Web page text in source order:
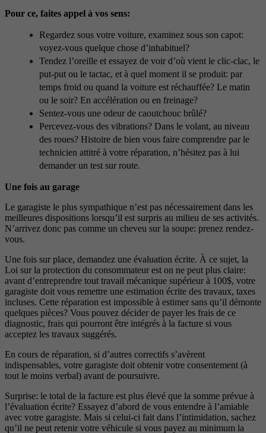
Pour ce, faites appel à vos sens:
Regardez sous votre voiture, examinez sous son capot:
voyez-vous quelque chose d’inhabituel?
Tendez l’oreille et essayez de voir d’où vient le clic-clac, le
put-put ou le tactac, et à quel moment il se produit: par
temps froid ou quand la voiture est réchauffée? Le matin
ou le soir? En accélération ou en freinage?
Sentez-vous une odeur de caoutchouc brûlé?
Percevez-vous des vibrations? Dans le volant, au niveau
des roues? Histoire de bien vous faire comprendre par le
technicien attitré à votre réparation, n’hésitez pas à lui
demander un test sur route.
Une fois au garage
Le garagiste le plus sympathique n’est pas nécessairement dans les
meilleures dispositions lorsqu’il est surpris au milieu de ses activités.
N’arrivez donc pas comme un cheveu sur la soupe: prenez rendez-
vous.
Une fois sur place, demandez une évaluation écrite. À ce sujet, la
Loi sur la protection du consommateur est on ne peut plus claire:
avant d’entreprendre tout travail mécanique supérieur à 100$, votre
garagiste doit vous remettre une estimation écrite des travaux, taxes
incluses. Cette réparation est impossible à estimer sans qu’il démonte
quelques pièces? Vous pouvez décider de payer les frais de ce
diagnostic, frais qui pourront être intégrés à la facture si vous
acceptez les travaux suggérés.
En cours de réparation, si d’autres correctifs s’avèrent
indispensables, votre garagiste doit obtenir votre consentement (à
tout le moins verbal) avant de poursuivre.
Surprise: le total de la facture est plus élevé que la somme prévue à
l’évaluation écrite? Essayez d’abord de vous entendre à l’amiable
avec votre garagiste. Mais si celui-ci fait dans l’intimidation, sachez
qu’il ne peut retenir votre véhicule si vous payez au minimum la